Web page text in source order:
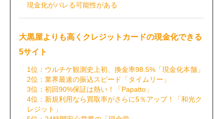
現金化がバレる可能性がある
大黒屋よりも高くクレジットカードの現金化できる
5サイト
1位：ウルチケ観測史上初、換金率98.5%「現金化本舗」
2位：業界最速の振込スピード「タイムリー」
3位：初回90%保証は熱い！「Papatto」
4位：新規利用なら買取率がさらに5％アップ！「和光ク
レジット」